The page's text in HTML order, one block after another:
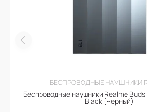
БЕСПРОВОДНЫЕ НАУШНИКИ
Беспроводные наушники Realme Buds
Black (Черный)